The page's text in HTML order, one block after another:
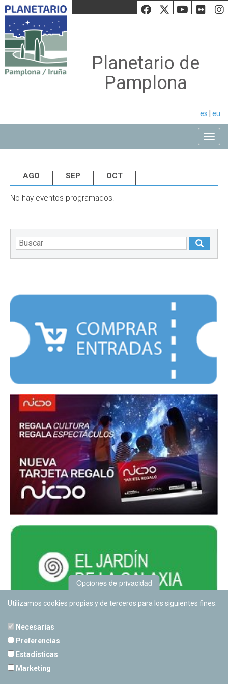
Facebook
Twiiter
Planetario de
Pamplona
es eu
AGO SEP OCT
No hay eventos programados.
Opciones de privacidad
Utilizamos cookies propias y de terceros para los siguientes fines:
Necesarias
Preferencias
Estadísticas
Marketing